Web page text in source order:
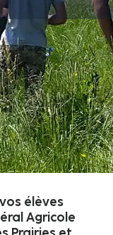
élèves
Agricole